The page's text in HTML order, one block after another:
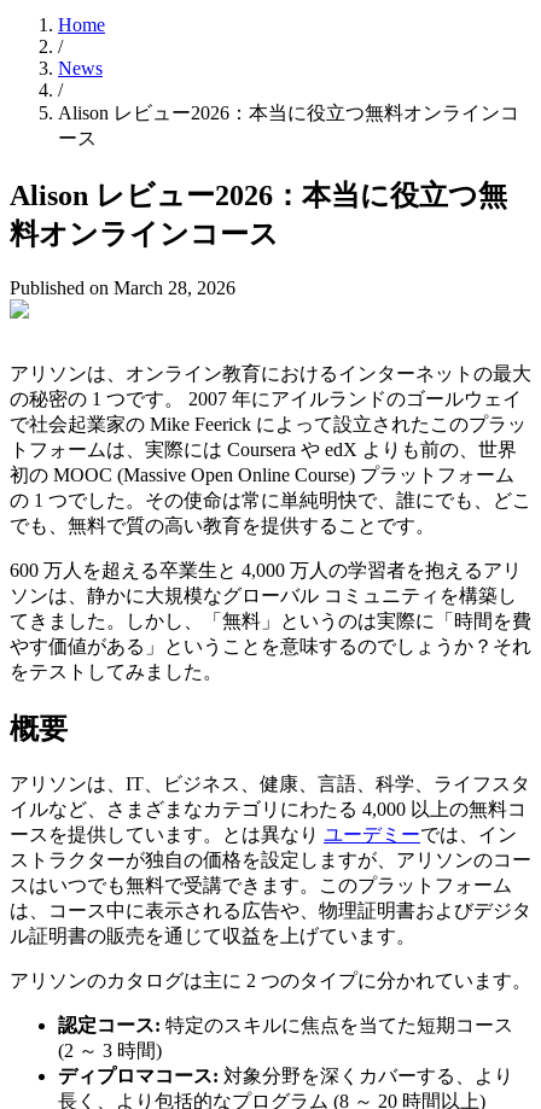
Home
/
News
/
Alison レビュー2026：本当に役立つ無料オンラインコ
ース
Alison レビュー2026：本当に役立つ無
料オンラインコース
Published on March 28, 2026
アリソンは、オンライン教育におけるインターネットの最大
の秘密の 1 つです。 2007 年にアイルランドのゴールウェイ
で社会起業家の Mike Feerick によって設立されたこのプラッ
トフォームは、実際には Coursera や edX よりも前の、世界
初の MOOC (Massive Open Online Course) プラットフォーム
の 1 つでした。その使命は常に単純明快で、誰にでも、どこ
でも、無料で質の高い教育を提供することです。
600 万人を超える卒業生と 4,000 万人の学習者を抱えるアリ
ソンは、静かに大規模なグローバル コミュニティを構築し
てきました。しかし、「無料」というのは実際に「時間を費
やす価値がある」ということを意味するのでしょうか？それ
をテストしてみました。
概要
アリソンは、IT、ビジネス、健康、言語、科学、ライフスタ
イルなど、さまざまなカテゴリにわたる 4,000 以上の無料コ
ースを提供しています。とは異なり ユーデミーでは、イン
ストラクターが独自の価格を設定しますが、アリソンのコー
スはいつでも無料で受講できます。このプラットフォーム
は、コース中に表示される広告や、物理証明書およびデジタ
ル証明書の販売を通じて収益を上げています。
アリソンのカタログは主に 2 つのタイプに分かれています。
認定コース: 特定のスキルに焦点を当てた短期コース
(2 ～ 3 時間)
ディプロマコース: 対象分野を深くカバーする、より
長く、より包括的なプログラム (8 ～ 20 時間以上)